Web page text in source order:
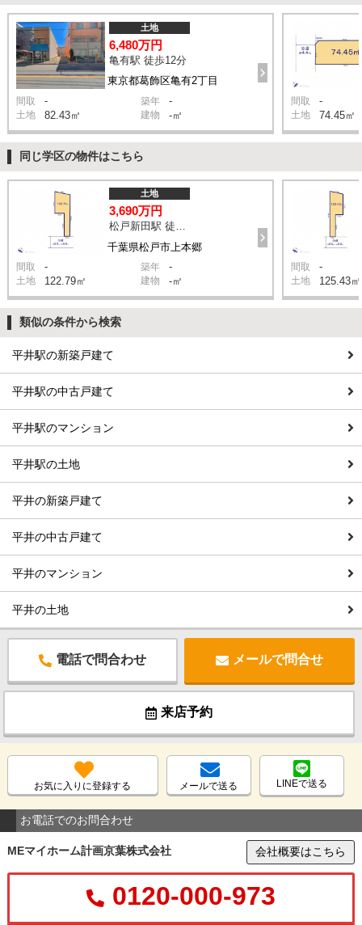
東京都葛飾区亀有2丁目
土地
6,480万円
亀有駅 徒歩12分
間取 - 築年 -
土地 82.43㎡ 建物 -㎡
間取 -
土地 74.45㎡
同じ学区の物件はこちら
千葉県松戸市上本郷
土地
3,690万円
松戸新田駅 徒歩13分
間取 - 築年 -
土地 122.79㎡ 建物 -㎡
間取 -
土地 125.43㎡
類似の条件から検索
平井駅の新築戸建て
平井駅の中古戸建て
平井駅のマンション
平井駅の土地
平井の新築戸建て
平井の中古戸建て
平井のマンション
平井の土地
電話で問合わせ メールで問合せ
来店予約
お気に入りに登録する メールで送る LINEで送る
お電話でのお問合わせ
MEマイホーム計画京葉株式会社 会社概要はこちら
0120-000-973